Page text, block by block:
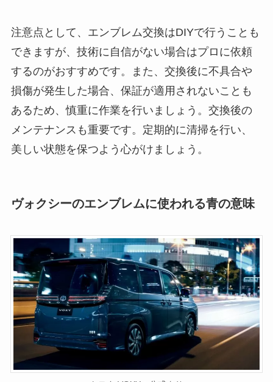
注意点として、エンブレム交換はDIYで行うことも
できますが、技術に自信がない場合はプロに依頼
するのがおすすめです。また、交換後に不具合や
損傷が発生した場合、保証が適用されないことも
あるため、慎重に作業を行いましょう。交換後の
メンテナンスも重要です。定期的に清掃を行い、
美しい状態を保つよう心がけましょう。
ヴォクシーのエンブレムに使われる青の意味